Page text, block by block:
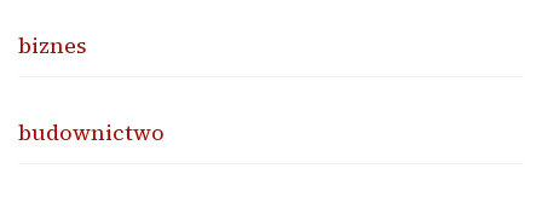
biznes
budownictwo